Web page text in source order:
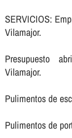
SERVICIOS:
Vilamajor.
Presupuesto
Vilamajor.
Pulimentos de
Pulimentos de